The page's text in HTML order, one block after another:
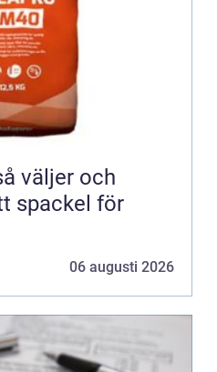
spackel för
06 augusti 2026